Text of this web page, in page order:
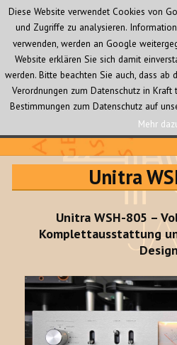
Audio Creativ
Unitra
Unitra WSH-805 –
Komplettausstattung
Diese Website verwendet Cookies von
und Zugriffe zu analysieren.
verwenden, werden an Google
Website erklären Sie sich damit
werden. Bitte beachten Sie auch, dass ab
Verordnungen zum Datenschutz in Kraft
Bestimmungen zum Datenschutz auf
Mehr